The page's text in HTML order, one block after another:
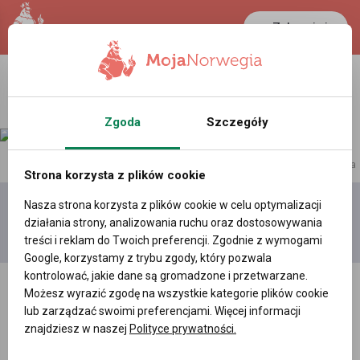
Zaloguj się
reklama
Dodaj
film
Moje
filmy
Wszystkie
Zgoda Szczegóły
Strona korzysta z plików cookie
Nasza strona korzysta z plików cookie w celu optymalizacji
działania strony, analizowania ruchu oraz dostosowywania
treści i reklam do Twoich preferencji. Zgodnie z wymogami
Google, korzystamy z trybu zgody, który pozwala
kontrolować, jakie dane są gromadzone i przetwarzane.
Możesz wyrazić zgodę na wszystkie kategorie plików cookie
lub zarządzać swoimi preferencjami. Więcej informacji
znajdziesz w naszej Polityce prywatności.